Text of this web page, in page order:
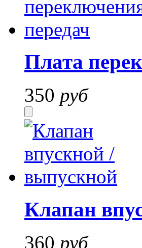
Плата
350 руб
Клапан
360 руб